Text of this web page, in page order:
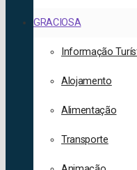
GRACIOSA
Informação
Alojamento
Alimentação
Transporte